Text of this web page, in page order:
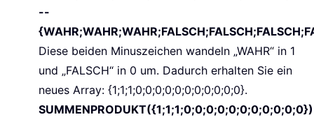
--
Diese beiden Minuszeichen wandeln „WAHR“ in 1
und „FALSCH“ in 0 um. Dadurch erhalten Sie ein
neues Array: {1;1;1;0;0;0;0;0;0;0;0;0;0;0}.
SUMMENPRODUKT({1;1;1;0;0;0;0;0;0;0;0;0;0;0})